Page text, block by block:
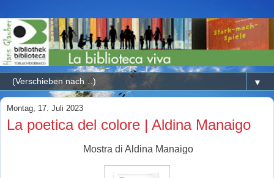
▼
Montag, 17. Juli 2023
La poetica del colore | Aldina Manaigo
Mostra di Aldina Manaigo